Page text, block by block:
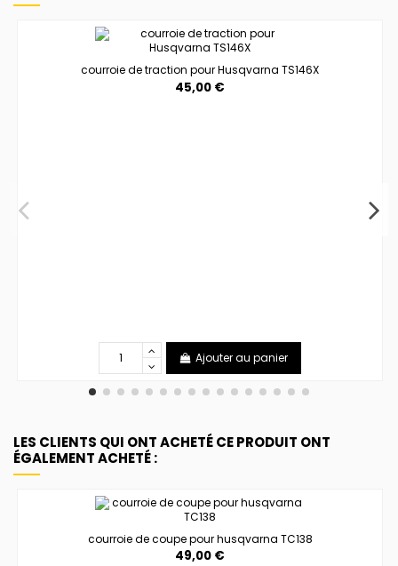
courroie de traction pour Husqvarna TS146X
45,00 €
Ajouter au panier
LES CLIENTS QUI ONT ACHETÉ CE PRODUIT ONT
ÉGALEMENT ACHETÉ :
courroie de coupe pour husqvarna TC138
49,00 €